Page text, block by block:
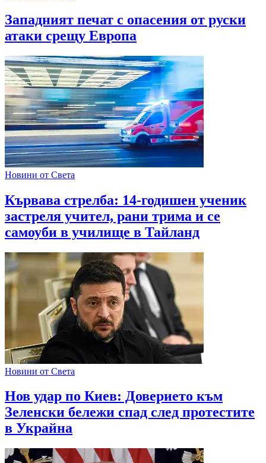
Западният печат с опасения от руски
атаки срещу Европа
Новини от Света
Кървава стрелба: 14-годишен ученик
застреля учител, рани трима и се
самоуби в училище в Тайланд
Новини от Света
Нов удар по Киев: Доверието към
Зеленски бележи спад след протестите
в Украйна